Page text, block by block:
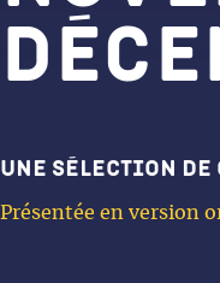
Une sélection de
Présentée en version